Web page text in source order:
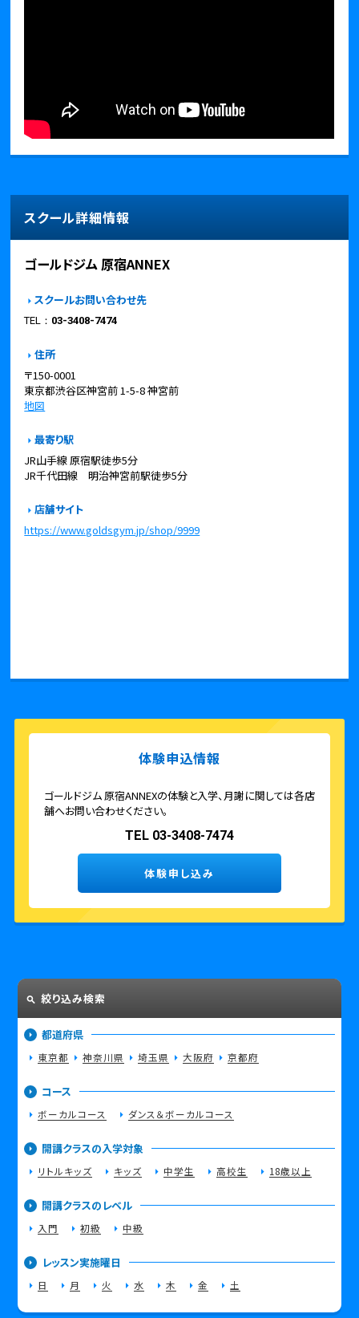
スクール詳細情報
ゴールドジム 原宿ANNEX
スクールお問い合わせ先
TEL： 03-3408-7474
住所
〒150-0001
東京都渋谷区神宮前 1-5-8 神宮前
地図
最寄り駅
JR山手線 原宿駅徒歩5分
JR千代田線 明治神宮前駅徒歩5分
店舗サイト
https://www.goldsgym.jp/shop/9999
体験申込情報
ゴールドジム 原宿ANNEXの体験と入学、月謝に関しては各店
舗へお問い合わせください。
TEL 03-3408-7474
体験申し込み
絞り込み検索
都道府県
東京都 神奈川県 埼玉県 大阪府 京都府
コース
ボーカルコース ダンス＆ボーカルコース
開講クラスの入学対象
リトルキッズ キッズ 中学生 高校生 18歳以上
開講クラスのレベル
入門 初級 中級
レッスン実施曜日
日 月 火 水 木 金 土